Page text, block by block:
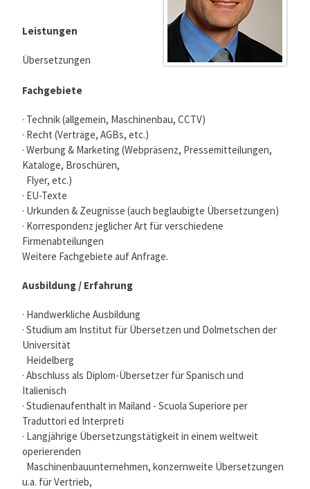
Leistungen
Übersetzungen
Fachgebiete
· Technik (allgemein, Maschinenbau, CCTV)
· Recht (Verträge, AGBs, etc.)
· Werbung & Marketing (Webpräsenz, Pressemitteilungen,
Kataloge, Broschüren,
Flyer, etc.)
· EU-Texte
· Urkunden & Zeugnisse (auch beglaubigte Übersetzungen)
· Korrespondenz jeglicher Art für verschiedene
Firmenabteilungen
Weitere Fachgebiete auf Anfrage.
Ausbildung / Erfahrung
· Handwerkliche Ausbildung
· Studium am Institut für Übersetzen und Dolmetschen der
Universität
Heidelberg
· Abschluss als Diplom-Übersetzer für Spanisch und
Italienisch
· Studienaufenthalt in Mailand - Scuola Superiore per
Traduttori ed Interpreti
· Langjährige Übersetzungstätigkeit in einem weltweit
operierenden
Maschinenbauunternehmen, konzernweite Übersetzungen
u.a. für Vertrieb,